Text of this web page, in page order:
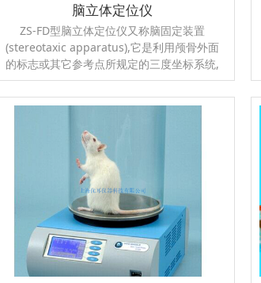
脑立体定位仪
ZS-FD型脑立体定位仪又称脑固定装置
(stereotaxic apparatus),它是利用颅骨外面
的标志或其它参考点所规定的三度坐标系统,
来确定皮层下某些神经结构的位置,以便在非
直视暴露下对其进行定向的刺激、破坏、注射
神经解剖、神经生理、神经药理和神经外科等
领域内的重要研究设备，用于对神经结构进行
定向的注射、刺激、破坏、引导电位等操作，
可用于帕金森氏病动物模型建立，癫痫动物模
型建立，脑内肿瘤模型建立，学习记忆，脑内
神经干细胞移植，脑缺血等研究。
本仪器配有大鼠适配器一套，耳棒一对。脑立
体定位仪也可在左右侧装配操作臂。